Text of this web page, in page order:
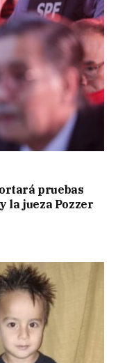
pruebas
la jueza Pozzer